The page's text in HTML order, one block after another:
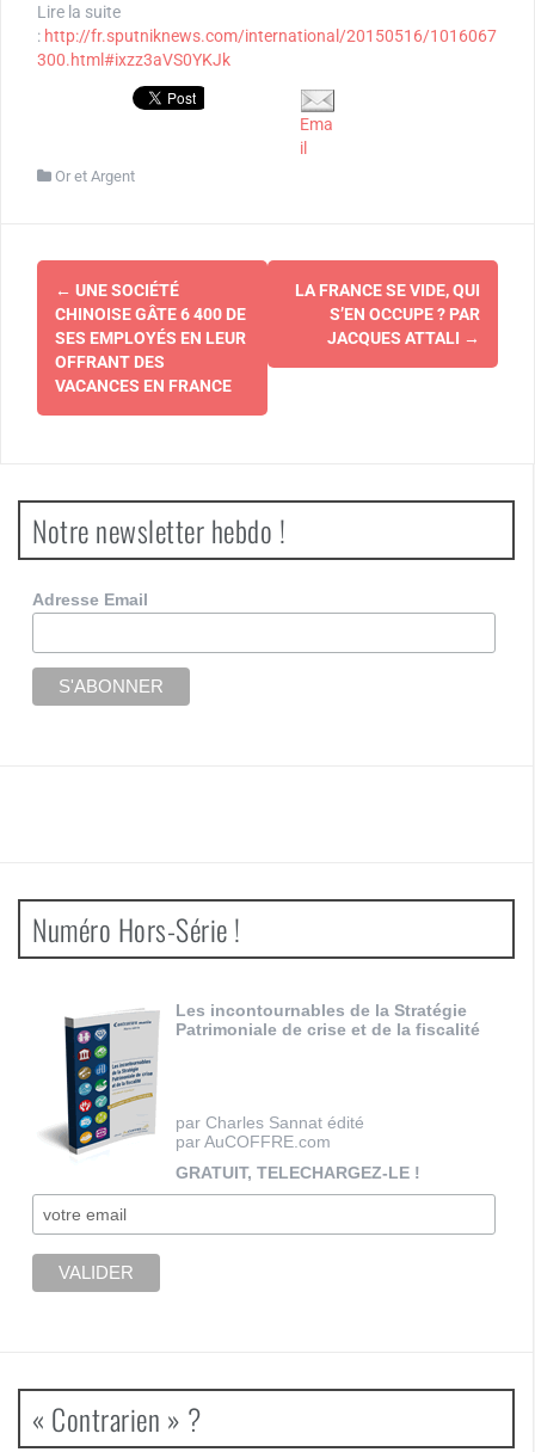
Lire la suite
: http://fr.sputniknews.com/international/20150516/1016067
300.html#ixzz3aVS0YKJk
Ema
il
Or et Argent
Navigation
d'article
← UNE SOCIÉTÉ
CHINOISE GÂTE 6 400 DE
SES EMPLOYÉS EN LEUR
OFFRANT DES
VACANCES EN FRANCE
LA FRANCE SE VIDE, QUI
S’EN OCCUPE ? PAR
JACQUES ATTALI →
Notre newsletter hebdo !
Adresse Email
Numéro Hors-Série !
Les incontournables de la Stratégie
Patrimoniale de crise et de la fiscalité
par Charles Sannat édité
par AuCOFFRE.com
GRATUIT, TELECHARGEZ-LE !
« Contrarien » ?